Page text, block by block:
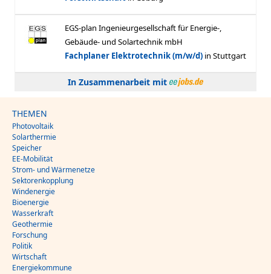
In Zusammenarbeit mit
THEMEN
Photovoltaik
Solarthermie
Speicher
EE-Mobilität
Strom- und Wärmenetze
Sektorenkopplung
Windenergie
Bioenergie
Wasserkraft
Geothermie
Forschung
Politik
Wirtschaft
Energiekommune